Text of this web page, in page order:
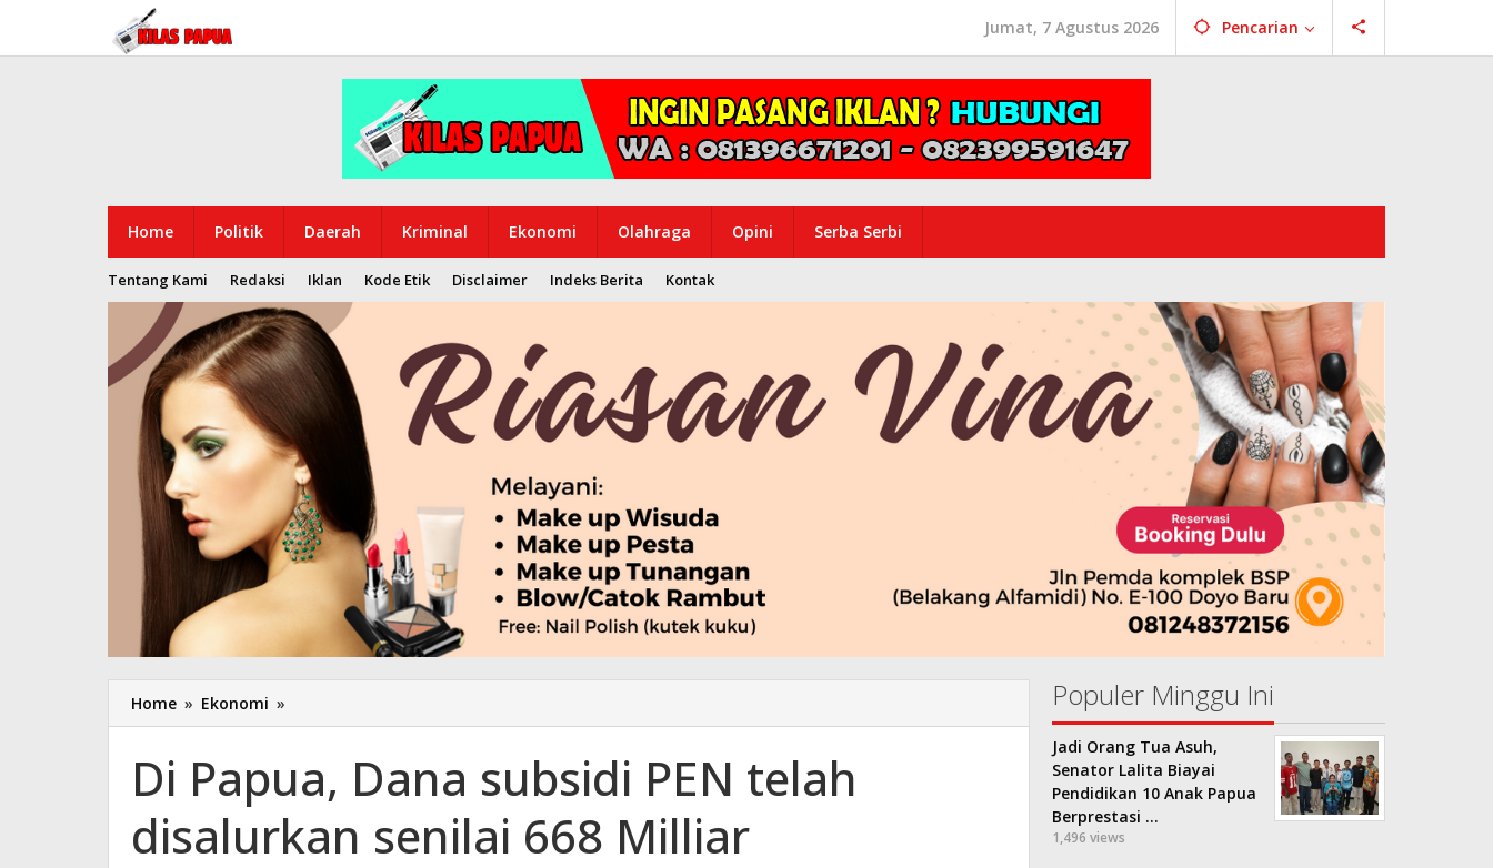
konten
Jumat, 7 Agustus 2026 Pencarian
Home Politik Daerah Kriminal Ekonomi Olahraga Opini Serba Serbi
Tentang Kami Redaksi Iklan Kode Etik Disclaimer Indeks Berita Kontak
Home » Ekonomi »
Papua,
subsidi
PEN
disalurkan
Di Papua, Dana subsidi PEN telah
disalurkan senilai 668 Milliar
Populer Minggu Ini
Jadi Orang Tua Asuh,
Senator Lalita Biayai
Pendidikan 10 Anak Papua
Berprestasi …
1,496 views